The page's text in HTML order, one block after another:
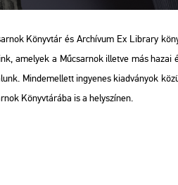
Könyv­tár és Ar­chí­vum Ex Lib­rary
ame­lyek a Mű­csar­nok il­let­ve más
Mind­emel­lett in­gye­nes ki­ad­vá­nyok
Könyv­tá­rá­ba is a hely­szí­nen.